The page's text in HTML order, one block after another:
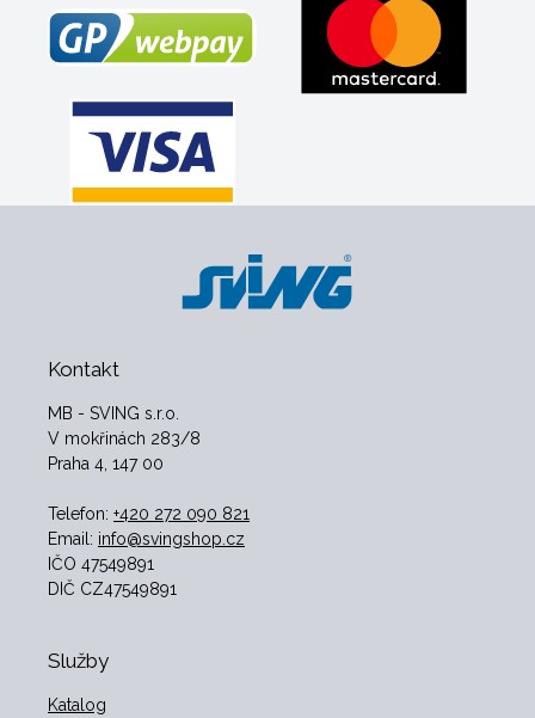
Kontakt
MB - SVING s.r.o.
V mokřinách 283/8
Praha 4, 147 00
Telefon: +420 272 090 821
Email: info@svingshop.cz
IČO 47549891
DIČ CZ47549891
Služby
Katalog